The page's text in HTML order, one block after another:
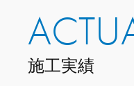
施工実績